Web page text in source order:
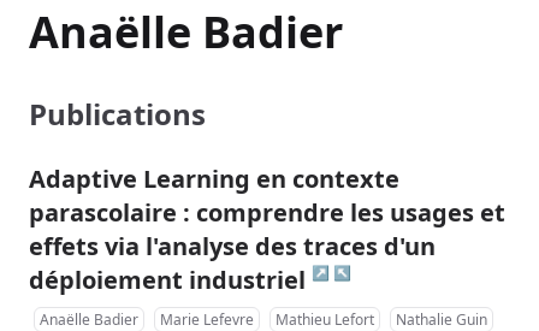
Anaëlle Badier
Publications
Adaptive Learning en contexte
parascolaire : comprendre les usages et
effets via l'analyse des traces d'un
déploiement industriel ↗ ↖
Anaëlle Badier Marie Lefevre Mathieu Lefort Nathalie Guin